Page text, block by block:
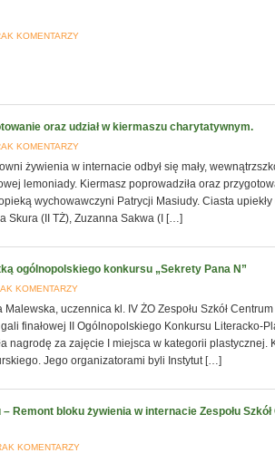
KOMENTARZY
oraz udział w kiermaszu charytatywnym.
KOMENTARZY
żywienia w internacie odbył się mały,
lemoniady. Kiermasz poprowadziła oraz
wychowawczyni Patrycji Masiudy. Ciasta
Skura (II TŻ), Zuzanna Sakwa (I […]
ogólnopolskiego konkursu „Sekrety Pana N”
KOMENTARZY
uczennica kl. IV ŻO Zespołu Szkół
finałowej II Ogólnopolskiego Konkursu Literacko-
nagrodę za zajęcie I miejsca w kategorii plastycznej.
Jego organizatorami byli Instytut […]
– Remont bloku żywienia w internacie Zespołu
KOMENTARZY